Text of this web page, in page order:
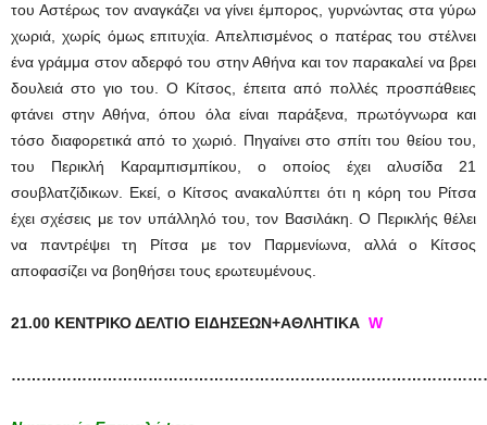
του Αστέρως τον αναγκάζει να γίνει έμπορος, γυρνώντας στα γύρω
χωριά, χωρίς όμως επιτυχία. Απελπισμένος ο πατέρας του στέλνει
ένα γράμμα στον αδερφό του στην Αθήνα και τον παρακαλεί να βρει
δουλειά στο γιο του. Ο Κίτσος, έπειτα από πολλές προσπάθειες
φτάνει στην Αθήνα, όπου όλα είναι παράξενα, πρωτόγνωρα και
τόσο διαφορετικά από το χωριό. Πηγαίνει στο σπίτι του θείου του,
του Περικλή Καραμπισμπίκου, ο οποίος έχει αλυσίδα 21
σουβλατζίδικων. Εκεί, ο Κίτσος ανακαλύπτει ότι η κόρη του Ρίτσα
έχει σχέσεις με τον υπάλληλό του, τον Βασιλάκη. Ο Περικλής θέλει
να παντρέψει τη Ρίτσα με τον Παρμενίωνα, αλλά ο Κίτσος
αποφασίζει να βοηθήσει τους ερωτευμένους.
21.00 ΚΕΝΤΡΙΚΟ ΔΕΛΤΙΟ ΕΙΔΗΣΕΩΝ+ΑΘΛΗΤΙΚΑ W